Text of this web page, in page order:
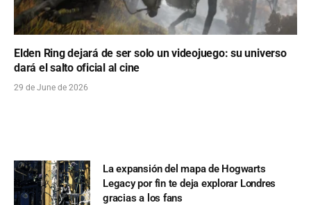
Elden Ring dejará de ser solo un videojuego: su universo
dará el salto oficial al cine
29 de June de 2026
La expansión del mapa de Hogwarts
Legacy por fin te deja explorar Londres
gracias a los fans